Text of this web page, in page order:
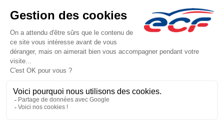
Instagram (nouvelle fenêtre)
LinkedIn (nouvelle fenêtre)
YouTube (nouvelle fenêtre)
TikTok (nouvelle
Raison sociale : ECF DAMNON - Capital social: 5000€
SIREN: 824951586 - Numéro de TVA intracommunautaire: FR 67 315167148
Agrément n°E2504300030
Siège social : 19, Boulevard Maréchal Joffre , LE PUY EN VELAY (43000) -